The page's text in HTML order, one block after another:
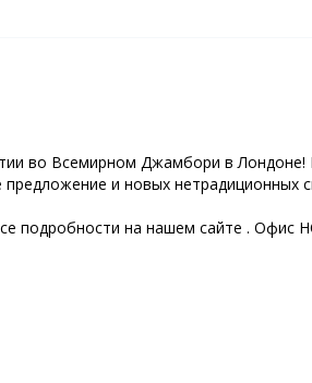
во Всемирном Джамбори в
и новых нетрадиционных
подробности на нашем сайте . Офис